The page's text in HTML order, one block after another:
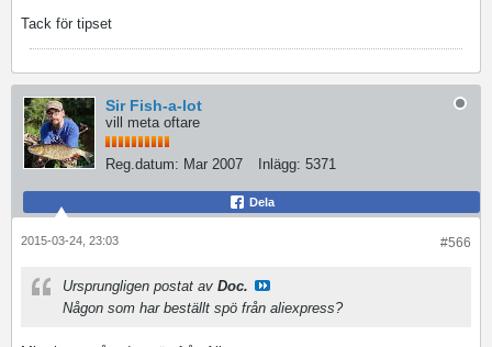
Tack för tipset
Sir Fish-a-lot
vill meta oftare
Reg.datum: Mar 2007 Inlägg: 5371
Dela
#566
2015-03-24, 23:03
Ursprungligen postat av Doc.
Någon som har beställt spö från aliexpress?